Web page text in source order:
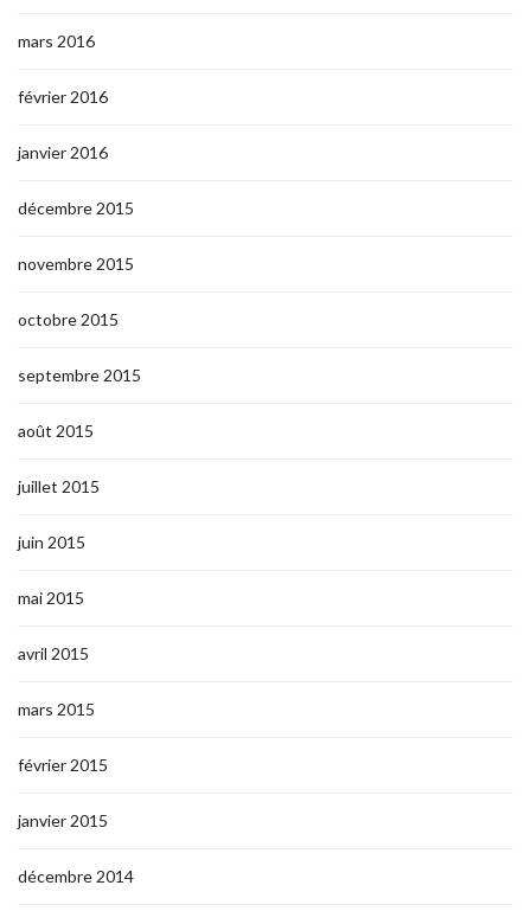
mars 2016
février 2016
janvier 2016
décembre 2015
novembre 2015
octobre 2015
septembre 2015
août 2015
juillet 2015
juin 2015
mai 2015
avril 2015
mars 2015
février 2015
janvier 2015
décembre 2014